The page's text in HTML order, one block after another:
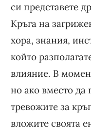
си представете
Кръга на
хора, знания,
който
влияние. В
но ако вместо да
тревожите за
вложите своята